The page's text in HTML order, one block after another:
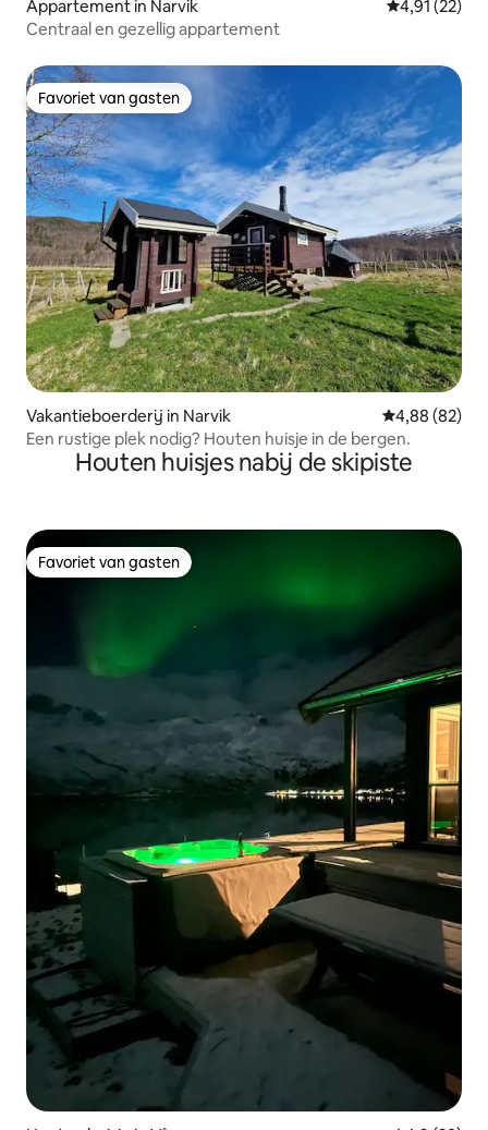
Appartement in Narvik Gemiddelde
4,91 (22)
Centraal en gezellig appartement
Favoriet van gasten
Favoriet van gasten
Vakantieboerderij in Narvik Gemiddelde
4,88 (82)
Een rustige plek nodig? Houten huisje in de bergen.
Houten huisjes nabij de skipiste
Favoriet van gasten
Favoriet van gasten